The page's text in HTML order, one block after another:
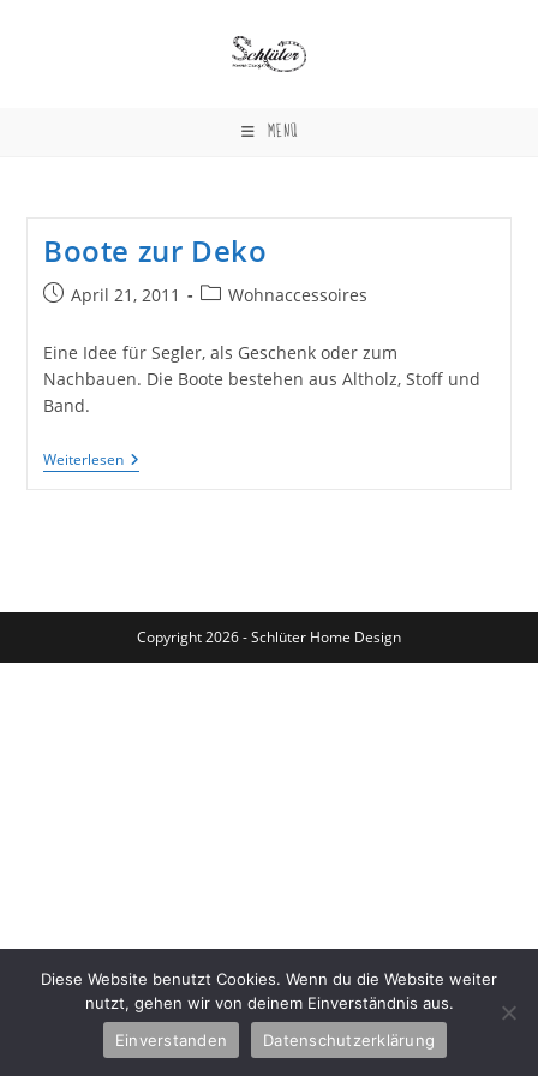
MENÜ
Boote zur Deko
BeitragApril 21, 2011
Beitrags-
Wohnaccessoires
Eine Idee für Segler, als Geschenk oder zum
Nachbauen. Die Boote bestehen aus Altholz, Stoff und
Band.
WeiterlesenBoote
Zur
Copyright 2026 - Schlüter Home Design
Diese Website benutzt Cookies. Wenn du die Website weiter
nutzt, gehen wir von deinem Einverständnis aus.
Einverstanden
Datenschutzerklärung